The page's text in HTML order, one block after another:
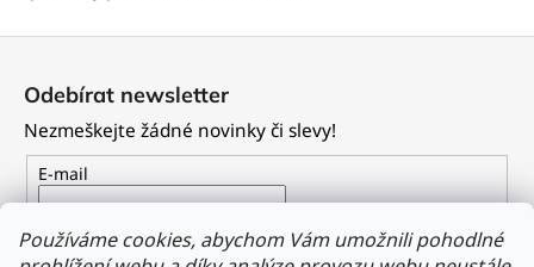
Používáme cookies, abychom Vám umožnili pohodlné
í
Odebírat newsletter
Nezmeškejte žádné novinky či slevy!
E-mail
Vložením e-mailu souhlasíte s podmínkami ochrany
osobních údajů